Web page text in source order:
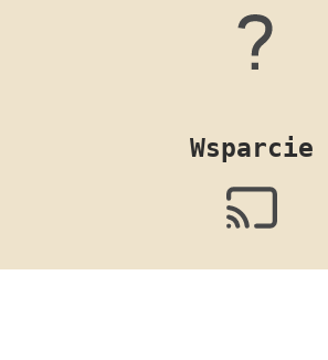
Wsparcie